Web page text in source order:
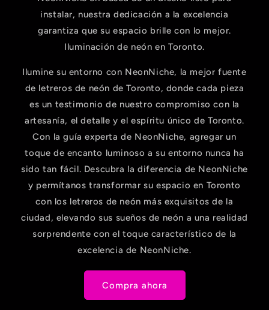
instalar, nuestra dedicación a la excelencia
garantiza que su espacio brille con lo mejor.
Iluminación de neón en Toronto.
Ilumine su entorno con NeonNiche, la mejor fuente
de letreros de neón de Toronto, donde cada pieza
es un testimonio de nuestro compromiso con la
artesanía, el detalle y el espíritu único de Toronto.
Con la guía experta de NeonNiche, agregar un
toque de encanto luminoso a su entorno nunca ha
sido tan fácil. Descubra la diferencia de NeonNiche
y permítanos transformar su espacio en Toronto
con los letreros de neón más exquisitos de la
ciudad, elevando sus sueños de neón a una realidad
sorprendente con el toque característico de la
excelencia de NeonNiche.
Compra ahora